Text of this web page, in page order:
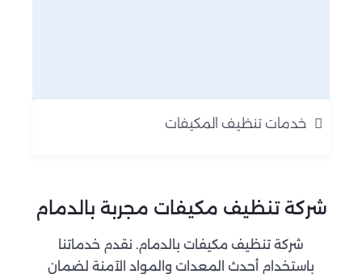
خدمات تنظيف المكيفات
شركة تنظيف مكيفات مجربة بالدمام
شركة تنظيف مكيفات بالدمام. نقدم خدماتنا
باستخدام أحدث المعدات والمواد الآمنة لضمان